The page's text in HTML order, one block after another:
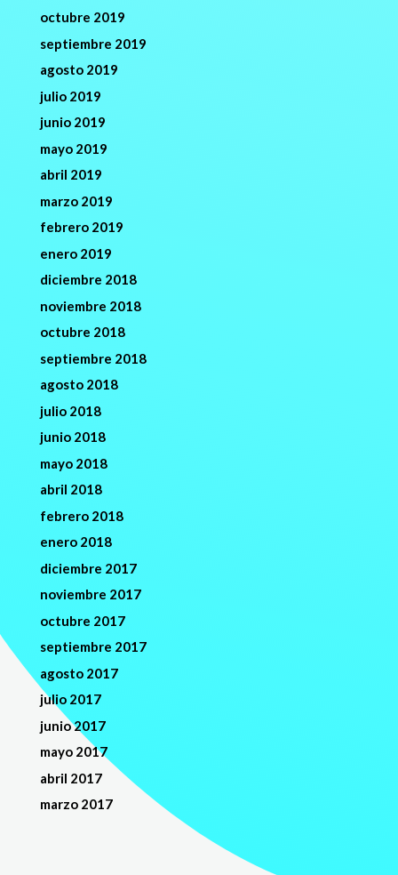
octubre 2019
septiembre 2019
agosto 2019
julio 2019
junio 2019
mayo 2019
abril 2019
marzo 2019
febrero 2019
enero 2019
diciembre 2018
noviembre 2018
octubre 2018
septiembre 2018
agosto 2018
julio 2018
junio 2018
mayo 2018
abril 2018
febrero 2018
enero 2018
diciembre 2017
noviembre 2017
octubre 2017
septiembre 2017
agosto 2017
julio 2017
junio 2017
mayo 2017
abril 2017
marzo 2017